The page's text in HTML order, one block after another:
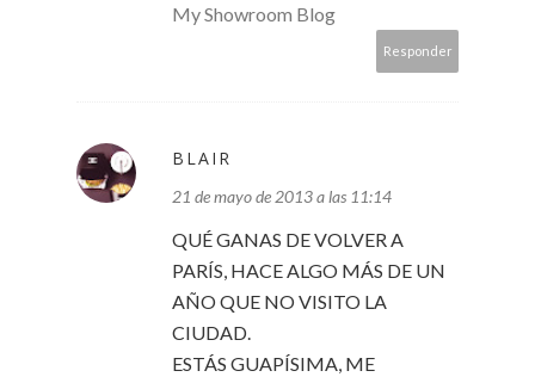
My Showroom Blog
Responder
BLAIR
21 de mayo de 2013 a las 11:14
QUÉ GANAS DE VOLVER A
PARÍS, HACE ALGO MÁS DE UN
AÑO QUE NO VISITO LA
CIUDAD.
ESTÁS GUAPÍSIMA, ME